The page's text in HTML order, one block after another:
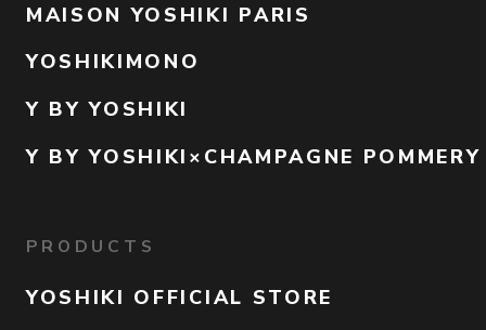
MAISON YOSHIKI PARIS
YOSHIKIMONO
Y BY YOSHIKI
Y BY YOSHIKI×CHAMPAGNE POMMERY
PRODUCTS
YOSHIKI OFFICIAL STORE